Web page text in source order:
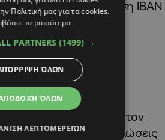
βεβαίωση IBAN
με το οποίο
να προσφέρουν
του ΥΠΑΝ στον
υποβάλουν τις δηλώσεις
Πολιτική μας για τα cookies.
περισσότερα
PARTNERS (1499) →
ΌΛΩΝ
ΌΛΩΝ
ΛΕΠΤΟΜΕΡΕΙΏΝ